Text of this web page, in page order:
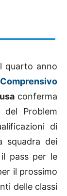
quarto anno
conferma
del Problem
di
squadra dei
pass per le
il prossimo
delle classi